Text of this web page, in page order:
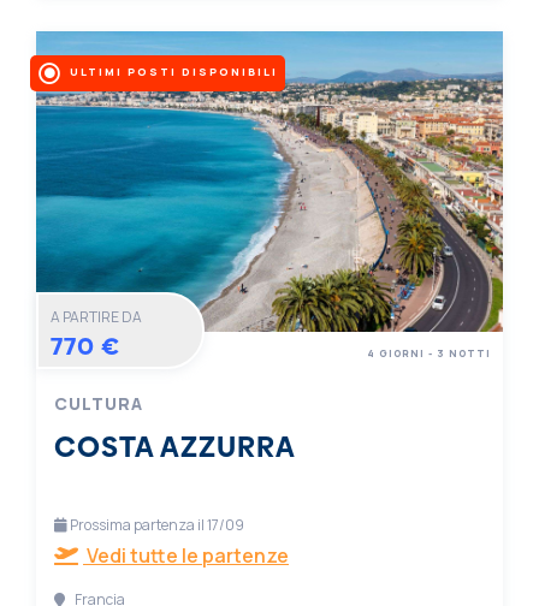
ULTIMI POSTI DISPONIBILI
A PARTIRE DA
770 €
CULTURA
COSTA AZZURRA
4 GIORNI - 3 NOTTI
Prossima partenza il 17/09
Vedi tutte le partenze
Francia